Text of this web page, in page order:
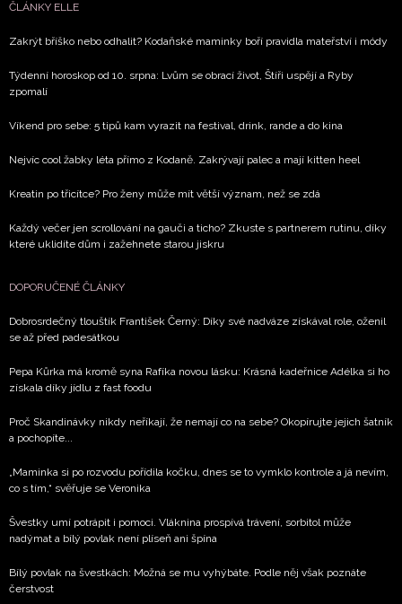
ČLÁNKY ELLE
Zakrýt bříško nebo odhalit? Kodaňské maminky boří pravidla mateřství i módy
Týdenní horoskop od 10. srpna: Lvům se obrací život, Štíři uspějí a Ryby
zpomalí
Víkend pro sebe: 5 tipů kam vyrazit na festival, drink, rande a do kina
Nejvíc cool žabky léta přímo z Kodaně. Zakrývají palec a mají kitten heel
Kreatin po třicítce? Pro ženy může mít větší význam, než se zdá
Každý večer jen scrollování na gauči a ticho? Zkuste s partnerem rutinu, díky
které uklidíte dům i zažehnete starou jiskru
DOPORUČENÉ ČLÁNKY
Dobrosrdečný tlouštík František Černý: Díky své nadváze získával role, oženil
se až před padesátkou
Pepa Kůrka má kromě syna Rafíka novou lásku: Krásná kadeřnice Adélka si ho
získala díky jídlu z fast foodu
Proč Skandinávky nikdy neříkají, že nemají co na sebe? Okopírujte jejich šatník
a pochopíte...
„Maminka si po rozvodu pořídila kočku, dnes se to vymklo kontrole a já nevím,
co s tím,“ svěřuje se Veronika
Švestky umí potrápit i pomoci. Vláknina prospívá trávení, sorbitol může
nadýmat a bílý povlak není plíseň ani špína
Bílý povlak na švestkách: Možná se mu vyhýbáte. Podle něj však poznáte
čerstvost